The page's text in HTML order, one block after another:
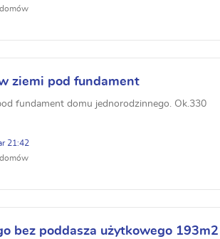
ziemi pod fundament
fundament domu jednorodzinnego. Ok.330
21:42
bez poddasza użytkowego 193m2